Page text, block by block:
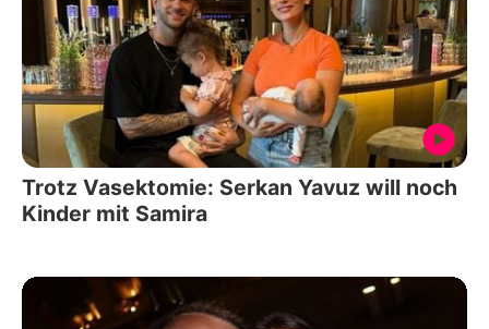
Trotz Vasektomie: Serkan Yavuz will noch
Kinder mit Samira